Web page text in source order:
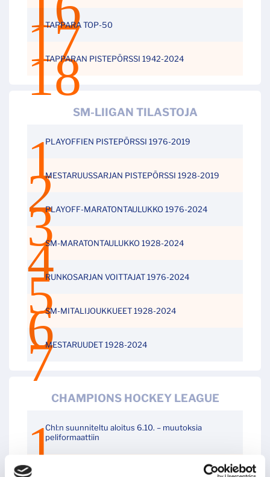
TAPPARA TOP-50
TAPPARAN PISTEPÖRSSI 1942-2024
SM-LIIGAN TILASTOJA
PLAYOFFIEN PISTEPÖRSSI 1976-2019
MESTARUUSSARJAN PISTEPÖRSSI 1928-2019
PLAYOFF-MARATONTAULUKKO 1976-2024
SM-MARATONTAULUKKO 1928-2024
RUNKOSARJAN VOITTAJAT 1976-2024
SM-MITALIJOUKKUEET 1928-2024
MESTARUUDET 1928-2024
CHAMPIONS HOCKEY LEAGUE
Chl:n suunniteltu aloitus 6.10. – muutoksia
peliformaattiin
TAPPARAN PISTEPÖRSSI CHL:SSÄ 2014-2020